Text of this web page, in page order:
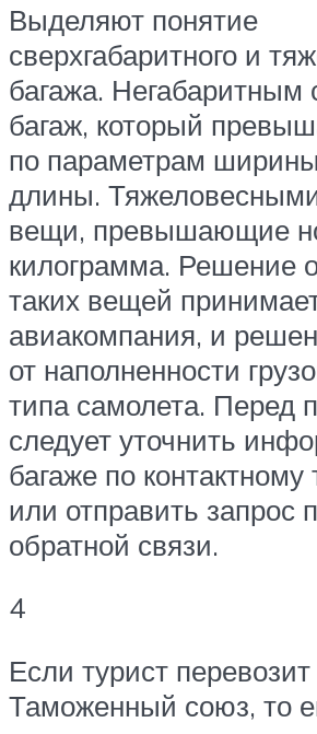
Выделяют понятие
сверхгабаритного и
багажа. Негабаритным
багаж, который
по параметрам
длины.
вещи, превышающие
килограмма. Решение
таких вещей
авиакомпания, и
от наполненности
типа самолета. Перед
следует уточнить
багаже по
или отправить запрос
обратной связи.
4
Если турист
Таможенный союз, то